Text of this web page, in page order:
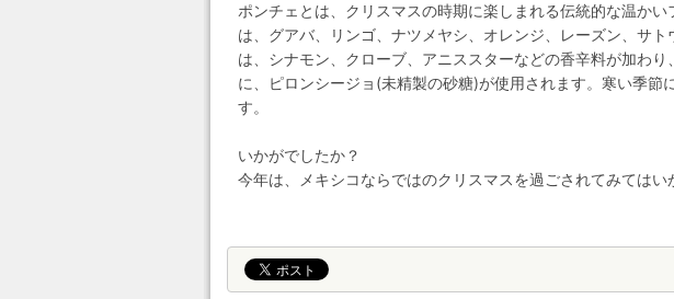
ポンチェとは、クリスマスの時期に楽しまれる伝統的な温か
は、グアバ、リンゴ、ナツメヤシ、オレンジ、レーズン、サ
は、シナモン、クローブ、アニススターなどの香辛料が加わ
に、ピロンシージョ(未精製の砂糖)が使用されます。寒い季
す。
いかがでしたか？
今年は、メキシコならではのクリスマスを過ごされてみてはい